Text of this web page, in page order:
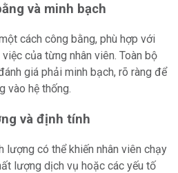
và minh bạch
cách công bằng, phù hợp với
của từng nhân viên. Toàn bộ
giá phải minh bạch, rõ ràng để
vào hệ thống.
và định tính
lượng có thể khiến nhân viên chạy
lượng dịch vụ hoặc các yếu tố